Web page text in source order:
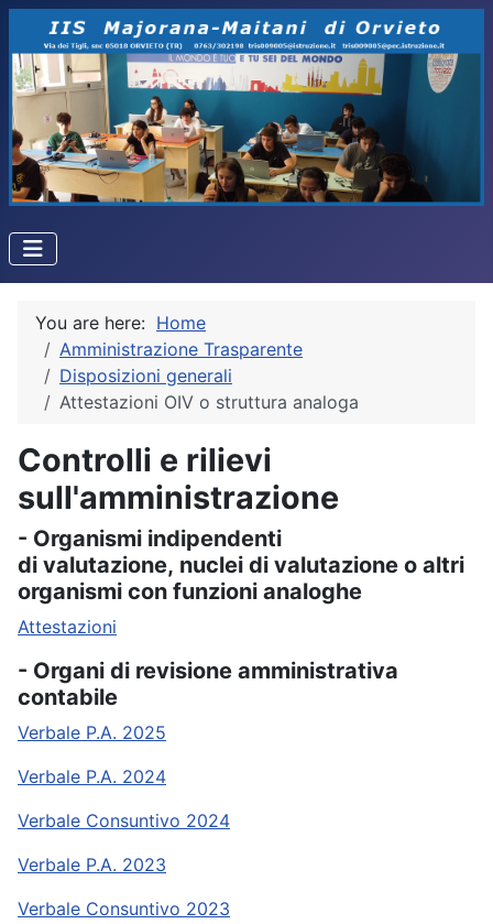
You are here: Home
Amministrazione Trasparente
Disposizioni generali
Attestazioni OIV o struttura analoga
Controlli e rilievi
sull'amministrazione
- Organismi indipendenti
di valutazione, nuclei di valutazione o altri
organismi con funzioni analoghe
Attestazioni
- Organi di revisione amministrativa
contabile
Verbale P.A. 2025
Verbale P.A. 2024
Verbale Consuntivo 2024
Verbale P.A. 2023
Verbale Consuntivo 2023